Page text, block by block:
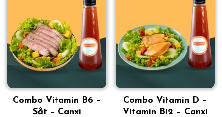
Combo Vitamin B6 –
Sắt – Canxi
Combo Vitamin D –
Vitamin B12 – Canxi